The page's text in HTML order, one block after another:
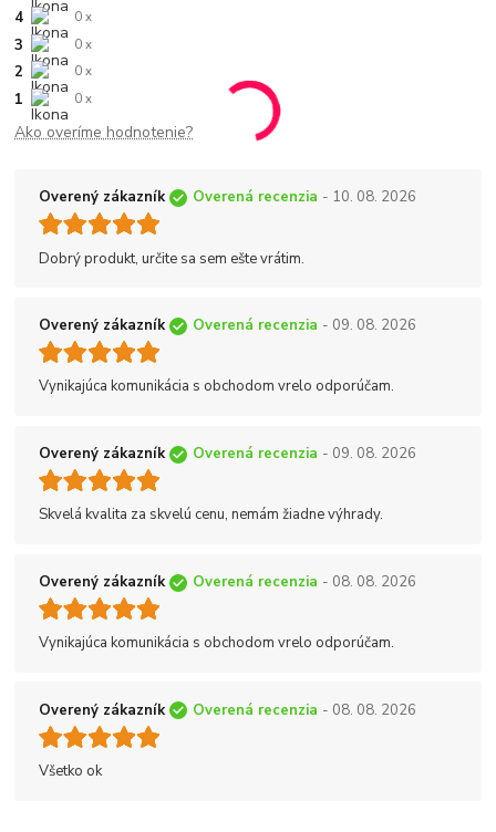
4
0 x
3 0 x
2 0 x
1 0 x
Ako overíme hodnotenie?
Overený zákazník Overená recenzia - 10. 08. 2026
Dobrý produkt, určite sa sem ešte vrátim.
Overený zákazník Overená recenzia - 09. 08. 2026
Vynikajúca komunikácia s obchodom vrelo odporúčam.
Overený zákazník Overená recenzia - 09. 08. 2026
Skvelá kvalita za skvelú cenu, nemám žiadne výhrady.
Overený zákazník Overená recenzia - 08. 08. 2026
Vynikajúca komunikácia s obchodom vrelo odporúčam.
Overený zákazník Overená recenzia - 08. 08. 2026
Všetko ok